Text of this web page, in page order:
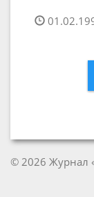
© 2026 Журнал